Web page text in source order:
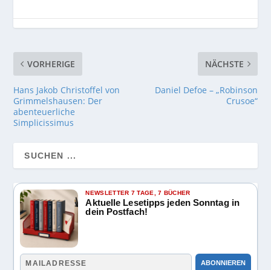
VORHERIGE
Hans Jakob Christoffel von
Grimmelshausen: Der
abenteuerliche
Simplicissimus
NÄCHSTE
Daniel Defoe – „Robinson
Crusoe“
NEWSLETTER 7 TAGE, 7 BÜCHER
Aktuelle Lesetipps jeden Sonntag in
dein Postfach!
ABONNIEREN